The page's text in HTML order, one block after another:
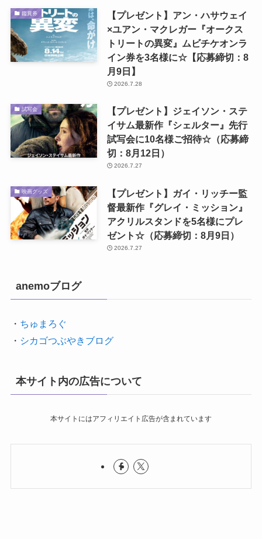
鑑賞券
【プレゼント】アン・ハサウェイ
×ユアン・マクレガー『オークス
トリートの異変』ムビチケオンラ
イン券を3名様に☆【応募締切：8
月9日】
2026.7.28
試写会
【プレゼント】ジェイソン・ステ
イサム最新作『シェルター』先行
試写会に10名様ご招待☆（応募締
切：8月12日）
2026.7.27
映画グッズ
【プレゼント】ガイ・リッチー監
督最新作『グレイ・ミッション』
アクリルスタンドを5名様にプレ
ゼント☆（応募締切：8月9日）
2026.7.27
anemoブログ
・ ちゅまろぐ
・ シカゴつぶやきブログ
本サイト内の広告について
本サイトにはアフィリエイト広告が含まれています